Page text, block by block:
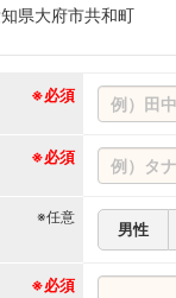
県大府市共和町
※必須
※必須
※任意
男性
※必須